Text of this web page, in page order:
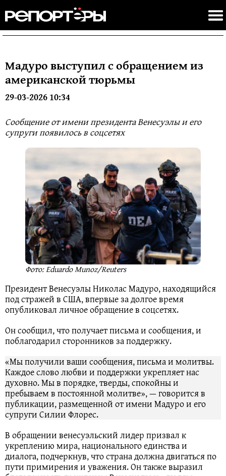
Мадуро выступил с обращением из
американской тюрьмы
29-03-2026 10:34
Сообщение от имени президента Венесуэлы и его
супруги появилось в соцсетях
Фото: Eduardo Munoz/Reuters
Президент Венесуэлы Николас Мадуро, находящийся
под стражей в США, впервые за долгое время
опубликовал личное обращение в соцсетях.
Он сообщил, что получает письма и сообщения, и
поблагодарил сторонников за поддержку.
«Мы получили ваши сообщения, письма и молитвы.
Каждое слово любви и поддержки укрепляет нас
духовно. Мы в порядке, тверды, спокойны и
пребываем в постоянной молитве», — говорится в
публикации, размещенной от имени Мадуро и его
супруги Силии Флорес.
В обращении венесуэльский лидер призвал к
укреплению мира, национального единства и
диалога, подчеркнув, что страна должна двигаться по
пути примирения и уважения. Он также выразил